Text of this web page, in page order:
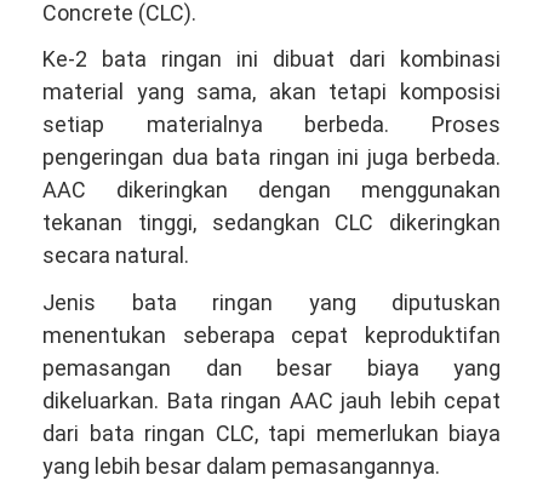
Concrete (CLC).
Ke-2 bata ringan ini dibuat dari kombinasi
material yang sama, akan tetapi komposisi
setiap materialnya berbeda. Proses
pengeringan dua bata ringan ini juga berbeda.
AAC dikeringkan dengan menggunakan
tekanan tinggi, sedangkan CLC dikeringkan
secara natural.
Jenis bata ringan yang diputuskan
menentukan seberapa cepat keproduktifan
pemasangan dan besar biaya yang
dikeluarkan. Bata ringan AAC jauh lebih cepat
dari bata ringan CLC, tapi memerlukan biaya
yang lebih besar dalam pemasangannya.